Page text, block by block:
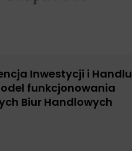
Inwestycji i Handlu
funkcjonowania
Biur Handlowych